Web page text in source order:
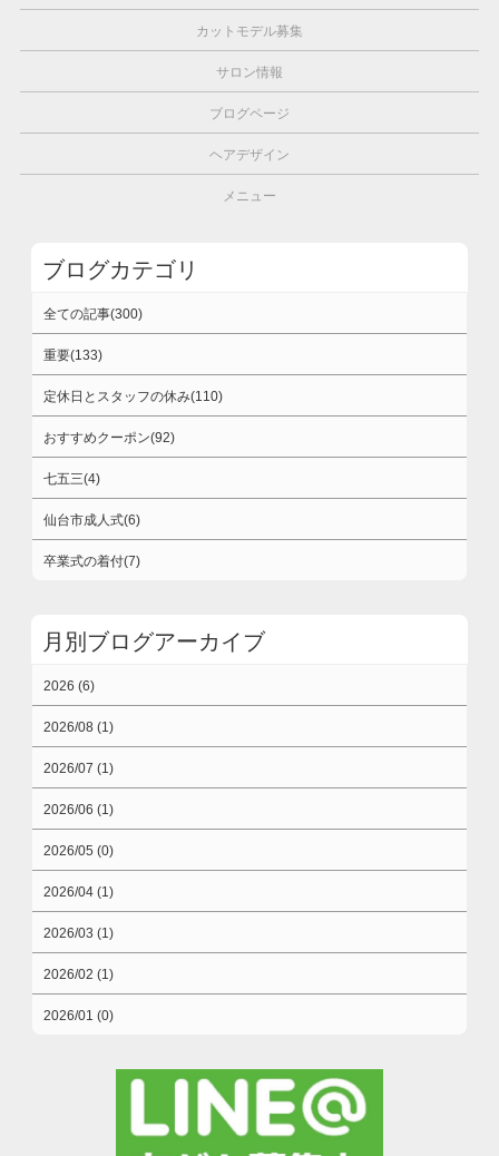
カットモデル募集
サロン情報
ブログページ
ヘアデザイン
メニュー
ブログカテゴリ
全ての記事(300)
重要(133)
定休日とスタッフの休み(110)
おすすめクーポン(92)
七五三(4)
仙台市成人式(6)
卒業式の着付(7)
月別ブログアーカイブ
2026 (6)
2026/08 (1)
2026/07 (1)
2026/06 (1)
2026/05 (0)
2026/04 (1)
2026/03 (1)
2026/02 (1)
2026/01 (0)